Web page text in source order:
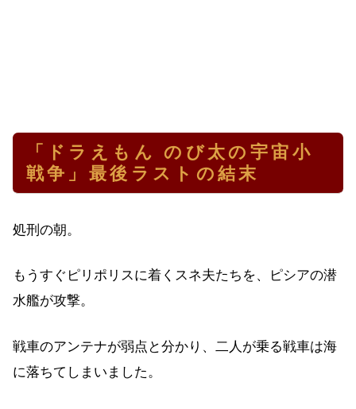
「ドラえもん のび太の宇宙小
戦争」最後ラストの結末
処刑の朝。
もうすぐピリポリスに着くスネ夫たちを、ピシアの潜
水艦が攻撃。
戦車のアンテナが弱点と分かり、二人が乗る戦車は海
に落ちてしまいました。